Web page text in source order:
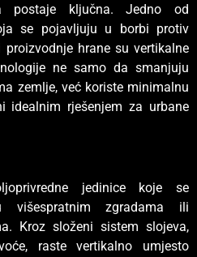
postaje ključna. Jedno od
se pojavljuju u borbi protiv
hrane su vertikalne
ne samo da smanjuju
zemlje, već koriste minimalnu
idealnim rješenjem za urbane
jedinice koje se
zgradama ili
Kroz složeni sistem slojeva,
raste vertikalno umjesto